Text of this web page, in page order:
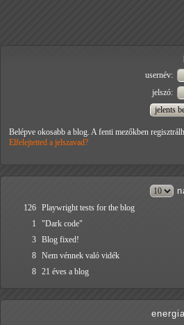
usernév:
jelszó:
Belépve okosabb a blog. A fenti mezőkben
Elfelejtetted a jelszavad?
126 Playwright tests for the blog
1
"Dark code"
3 Blog fixed!
8 Nem vénnek való vidék
8 21 éves a blog